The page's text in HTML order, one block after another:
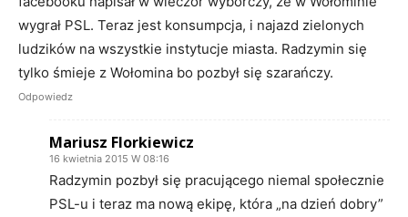
wygrał PSL. Teraz jest konsumpcja, i najazd zielonych
ludzików na wszystkie instytucje miasta. Radzymin się
tylko śmieje z Wołomina bo pozbył się szarańczy.
Odpowiedz
Mariusz Florkiewicz
16 kwietnia 2015 W 08:16
Radzymin pozbył się pracującego niemal społecznie
PSL-u i teraz ma nową ekipę, która „na dzień dobry”